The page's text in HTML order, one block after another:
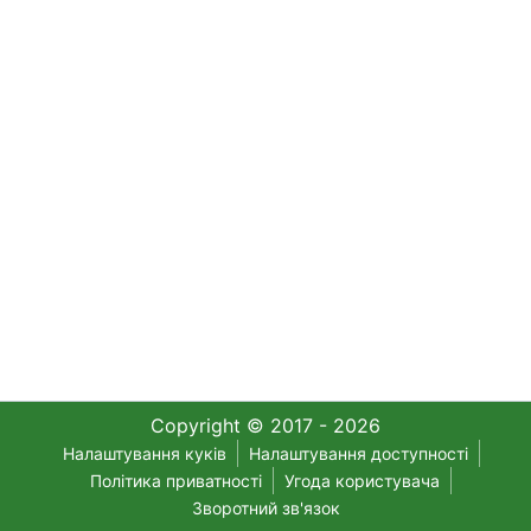
Copyright © 2017 - 2026
Налаштування куків
Налаштування доступності
Політика приватності
Угода користувача
Зворотний зв'язок